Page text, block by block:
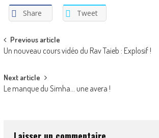
Share Tweet
Post
navigation
Previous article
Un nouveau cours vidéo du Rav Taieb : Explosif !
Next article
Le manque du Simha… une avera !